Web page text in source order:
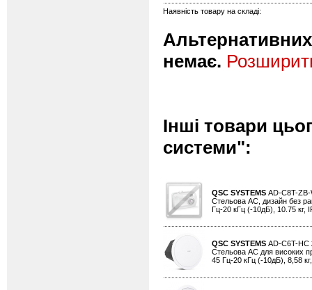
Наявність товару на складі:
Альтернативних
немає.
Інші товари
системи":
QSC SYSTEMS AD-C8T-
Стельова АС, дизайн без
Гц-20 кГц (-10дБ), 10.75 кг,
QSC SYSTEMS AD-C6T-HC
Стельова АС для високих
45 Гц-20 кГц (-10дБ), 8,58